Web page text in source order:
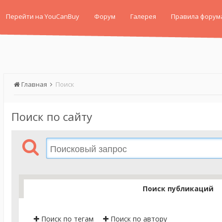
Перейти на YouCanBuy Форум Галерея Правила
Главная Поиск
Поиск по сайту
Поиск публикаций
Поиск по тегам Поиск по автору